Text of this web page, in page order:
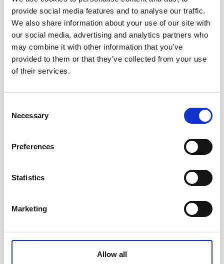
provide social media features and to analyse our traffic.
We also share information about your use of our site with
our social media, advertising and analytics partners who
may combine it with other information that you’ve
provided to them or that they’ve collected from your use
of their services.
Selection
Necessary
Preferences
Statistics
Marketing
Allow all
Kruvikeeraja komplekt 26tk, StahlKaiser